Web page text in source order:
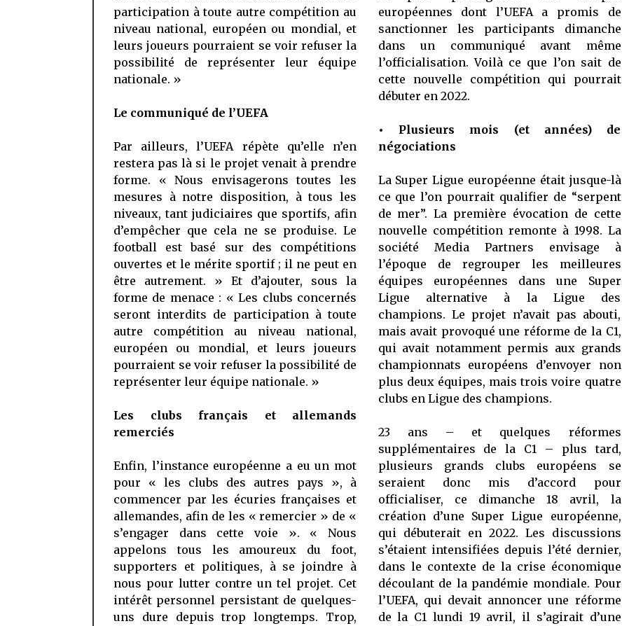
participation à toute autre compétition au
niveau national, européen ou mondial, et
leurs joueurs pourraient se voir refuser la
possibilité de représenter leur équipe
nationale. »
Le communiqué de l’UEFA
Par ailleurs, l’UEFA répète qu’elle n’en
restera pas là si le projet venait à prendre
forme. « Nous envisagerons toutes les
mesures à notre disposition, à tous les
niveaux, tant judiciaires que sportifs, afin
d’empêcher que cela ne se produise. Le
football est basé sur des compétitions
ouvertes et le mérite sportif ; il ne peut en
être autrement. » Et d’ajouter, sous la
forme de menace : « Les clubs concernés
seront interdits de participation à toute
autre compétition au niveau national,
européen ou mondial, et leurs joueurs
pourraient se voir refuser la possibilité de
représenter leur équipe nationale. »
Les clubs français et allemands
remerciés
Enfin, l’instance européenne a eu un mot
pour « les clubs des autres pays », à
commencer par les écuries françaises et
allemandes, afin de les « remercier » de «
s’engager dans cette voie ». « Nous
appelons tous les amoureux du foot,
supporters et politiques, à se joindre à
nous pour lutter contre un tel projet. Cet
intérêt personnel persistant de quelques-
uns dure depuis trop longtemps. Trop,
européennes dont l’UEFA a promis de
sanctionner les participants dimanche
dans un communiqué avant même
l’officialisation. Voilà ce que l’on sait de
cette nouvelle compétition qui pourrait
débuter en 2022.
• Plusieurs mois (et années) de
négociations
La Super Ligue européenne était jusque-là
ce que l’on pourrait qualifier de “serpent
de mer”. La première évocation de cette
nouvelle compétition remonte à 1998. La
société Media Partners envisage à
l’époque de regrouper les meilleures
équipes européennes dans une Super
Ligue alternative à la Ligue des
champions. Le projet n’avait pas abouti,
mais avait provoqué une réforme de la C1,
qui avait notamment permis aux grands
championnats européens d’envoyer non
plus deux équipes, mais trois voire quatre
clubs en Ligue des champions.
23 ans – et quelques réformes
supplémentaires de la C1 – plus tard,
plusieurs grands clubs européens se
seraient donc mis d’accord pour
officialiser, ce dimanche 18 avril, la
création d’une Super Ligue européenne,
qui débuterait en 2022. Les discussions
s’étaient intensifiées depuis l’été dernier,
dans le contexte de la crise économique
découlant de la pandémie mondiale. Pour
l’UEFA, qui devait annoncer une réforme
de la C1 lundi 19 avril, il s’agirait d’une